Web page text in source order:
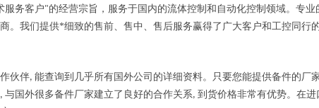
服务客户"的经营宗旨，服务于国内的流体控制和自动化控制领域。专
。我们提供*细致的售前、售中、售后服务赢得了广大客户和工控同行的
伙伴, 能查询到几乎所有国外公司的详细资料。只要您能提供备件的厂
, 与国外很多备件厂家建立了良好的合作关系, 到货价格非常有优势。在进